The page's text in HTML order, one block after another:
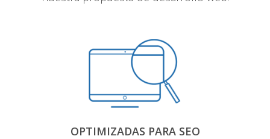
OPTIMIZADAS PARA SEO